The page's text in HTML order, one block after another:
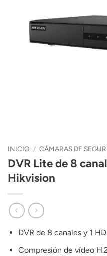
INICIO / CÁMARAS DE
DVR Lite de 8
Hikvision
DVR de 8 canales y 1
Compresión de vídeo